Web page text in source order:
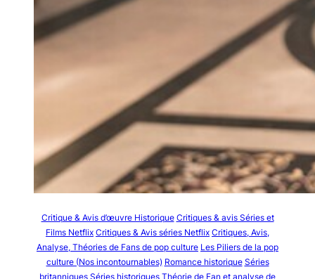
Critique & Avis d’œuvre Historique Critiques & avis Séries et
Films Netflix Critiques & Avis séries Netflix Critiques, Avis,
Analyse, Théories de Fans de pop culture Les Piliers de la pop
culture (Nos incontournables) Romance historique Séries
britanniques Séries historiques Théorie de Fan et analyse de